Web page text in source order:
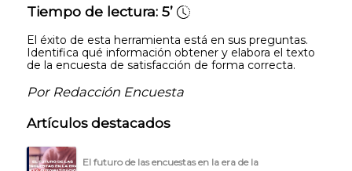
Tiempo de lectura: 5’
El éxito de esta herramienta está en sus preguntas.
Identifica qué información obtener y elabora el texto
de la encuesta de satisfacción de forma correcta.
Por Redacción Encuesta
Artículos destacados
El futuro de las encuestas en la era de la